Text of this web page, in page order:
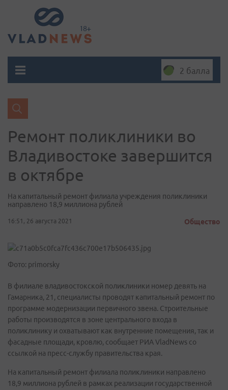
2 балла
Ремонт поликлиники во
Владивостоке завершится
в октябре
На капитальный ремонт филиала учреждения поликлиники
направлено 18,9 миллиона рублей
16:51, 26 августа 2021 Общество
Фото: primorsky
В филиале владивостокской поликлиники номер девять на
Гамарника, 21, специалисты проводят капитальный ремонт по
программе модернизации первичного звена. Строительные
работы производятся в зоне центрального входа в
поликлинику и охватывают как внутренние помещения, так и
фасадные площади, кровлю, сообщает РИА VladNews со
ссылкой на пресс-службу правительства края.
На капитальный ремонт филиала поликлиники направлено
18,9 миллиона рублей в рамках реализации государственной